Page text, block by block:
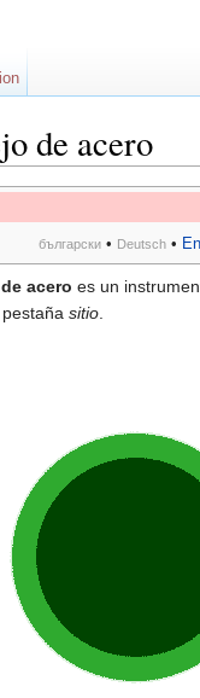
de acero
български • Deutsch •
acero es un
sitio.